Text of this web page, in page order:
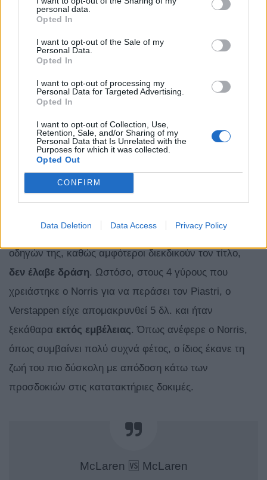
personal data.
Opted In
I want to opt-out of the Sale of my
Personal Data.
Opted In
I want to opt-out of processing my
Personal Data for Targeted Advertising.
Opted In
I want to opt-out of Collection, Use,
Retention, Sale, and/or Sharing of my
Personal Data that Is Unrelated with the
Purposes for which it was collected.
Opted Out
CONFIRM
Data Deletion Data Access Privacy Policy
αλλά η Red Bull είχε το ρυθμό να απαντήσει. Το
γεγονός ότι ηMcLaren
ακριβώς πριν από το VSC(για να τον προφυλάξει
-και πάλι- από τον Leclerc), διπλασίασε το
προβάδισμα του Verstappen.
Έπειτα από το αυτοκίνητο ασφαλείας, ο Norris
επεσήμανεστονασύρματοότι τα
του
Piastriήτανκατεστραμμένακαι αν η McLaren ήθελε
να προκαλέσει τον Verstappen για τη νίκη, θα έπρεπε
να μην κάνει πιο δύσκολη την προσπάθειά του να
προσπεράσει τον team-mate του.
οδηγών της, καθώς αμφότεροι διεκδικούν τον τίτλο,
δεν έλαβε δράση. Ωστόσο, στους 4 γύρους που
χρειάστηκε ο Norris για να περάσει τον Piastri, o
Verstappen είχε απομακρυνθεί 5 δλ. και ήταν
ξεκάθαρα εκτός εμβέλειας. Όπως ανέφερε ο Norris,
όπως συμβαίνει πολύ συχνά φέτος, ο ίδιος έκανε τη
ζωή του πιο δύσκολη με απόδοση κάτω των
προσδοκιών στις κατατακτήριες δοκιμές.
McLaren 🆚 McLaren